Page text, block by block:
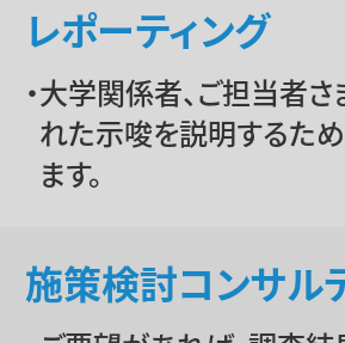
レポーティング
大学関係者、ご担当者
れた示唆を説明するた
ます。
施策検討コンサル